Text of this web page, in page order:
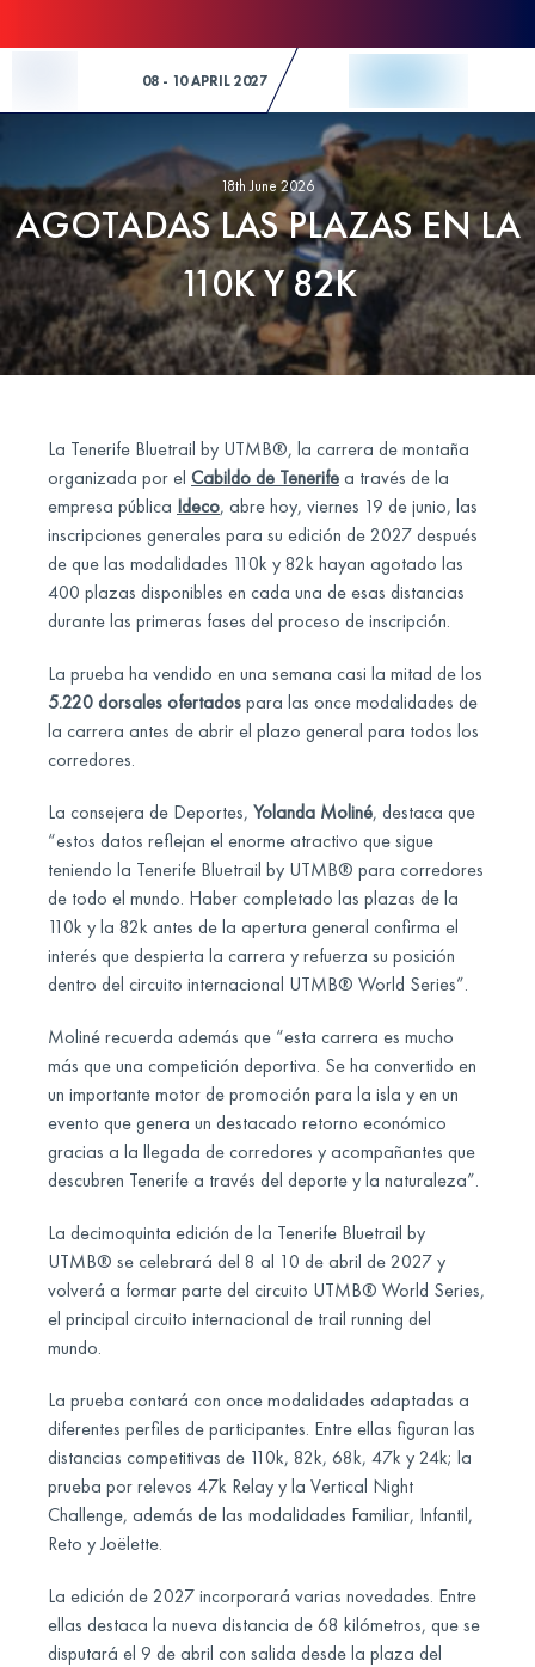
08 - 10 APRIL 2027
18th June 2026
AGOTADAS LAS PLAZAS EN LA
110K Y 82K
La Tenerife Bluetrail by UTMB®, la carrera de montaña
organizada por el Cabildo de Tenerifea través de la
empresa pública Ideco, abre hoy, viernes 19 de junio, las
inscripciones generales para su edición de 2027 después
de que las modalidades 110k y 82k hayan agotado las
400 plazas disponibles en cada una de esas distancias
durante las primeras fases del proceso de inscripción.
La prueba ha vendido en una semana casi la mitad de los
5.220 dorsales ofertadospara las once modalidades de
la carrera antes de abrir el plazo general para todos los
corredores.
La consejera de Deportes, Yolanda Moliné, destaca que
“estos datos reflejan el enorme atractivo que sigue
teniendo la Tenerife Bluetrail by UTMB® para corredores
de todo el mundo. Haber completado las plazas de la
110k y la 82k antes de la apertura general confirma el
interés que despierta la carrera y refuerza su posición
dentro del circuito internacional UTMB® World Series”.
Moliné recuerda además que “esta carrera es mucho
más que una competición deportiva. Se ha convertido en
un importante motor de promoción para la isla y en un
evento que genera un destacado retorno económico
gracias a la llegada de corredores y acompañantes que
descubren Tenerife a través del deporte y la naturaleza”.
La decimoquinta edición de la Tenerife Bluetrail by
UTMB® se celebrará del 8 al 10 de abril de 2027 y
volverá a formar parte del circuito UTMB® World Series,
el principal circuito internacional de trail running del
mundo.
La prueba contará con once modalidades adaptadas a
diferentes perfiles de participantes. Entre ellas figuran las
distancias competitivas de 110k, 82k, 68k, 47k y 24k; la
prueba por relevos 47k Relay y la Vertical Night
Challenge, además de las modalidades Familiar, Infantil,
Reto y Joëlette.
La edición de 2027 incorporará varias novedades. Entre
ellas destaca la nueva distancia de 68 kilómetros, que se
disputará el 9 de abril con salida desde la plaza del